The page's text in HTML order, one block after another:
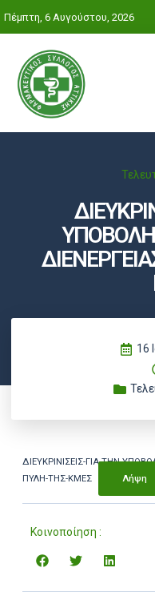
Πέμπτη, 6 Αυγούστου, 2026
16
ΔΙΕΥΚΡΙΝΙΣΕΙΣ-ΓΙΑ-ΤΗΝ-
ΠΥΛΗ-ΤΗΣ-ΚΜΕΣ
Λήψη
Κοινοποίηση :